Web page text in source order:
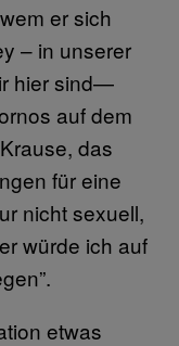
er sich
– in unserer
hier sind—
auf dem
das
für eine
nicht sexuell,
würde ich auf
etwas